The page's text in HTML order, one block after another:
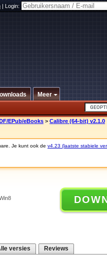
|Login:
Meer
EPub/eBooks > Calibre (64-bit) v2.1.0
Je kunt ook de v4.23 (laatste stabiele
versies Reviews